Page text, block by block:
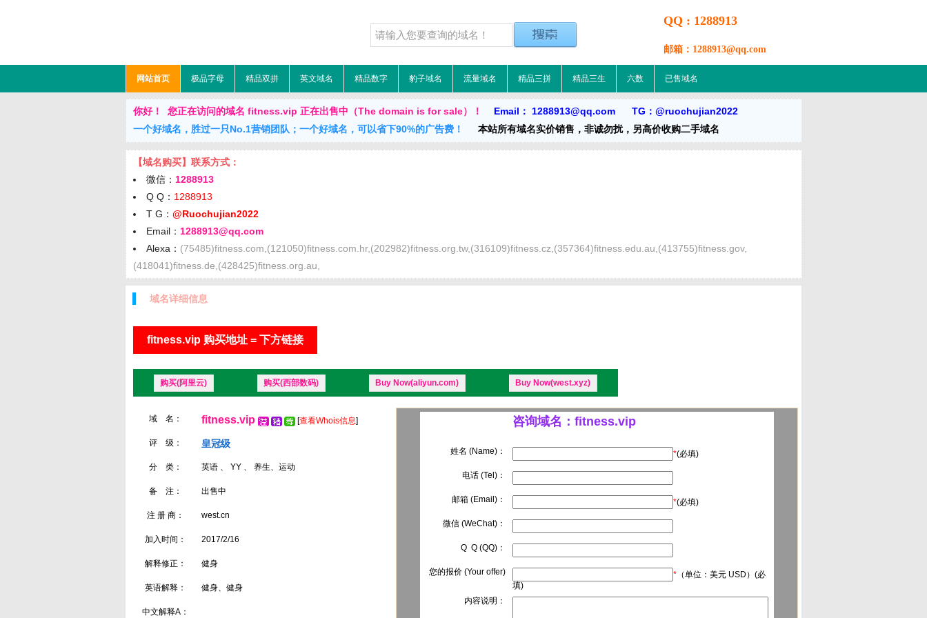
QQ : 1288913
邮箱：1288913@qq.com
网站首页 极品字母 精品双拼 英文域名 精品数字 豹子域名 流量域名 精品三拼 精品三生 六数 已售域名
你好！ 您正在访问的域名 fitness.vip 正在出售中（The domain is for sale）！
Email： 1288913@qq.com TG：@ruochujian2022
一个好域名，胜过一只No.1营销团队；一个好域名，可以省下90%的广告费！
本站所有域名实价销售，非诚勿扰，另高价收购二手域名
【域名购买】联系方式：
微信： 1288913
Q Q： 1288913
T G： @Ruochujian2022
Email： 1288913@qq.com
Alexa： (75485)fitness.com,(121050)fitness.com.hr,(202982)fitness.org.tw,(316109)fitness.cz,(357364)fitness.edu.au,(413755)fitness.gov,
(418041)fitness.de,(428425)fitness.org.au,
域名详细信息
fitness.vip 购买地址 = 下方链接
购买(阿里云) 购买(西部数码) Buy Now(aliyun.com) Buy Now(west.xyz)
域 名： fitness.vip [查看Whois信息]
评 级： 皇冠级
分 类： 英语 、 YY 、 养生、运动
备 注： 出售中
注 册 商： west.cn
加入时间： 2017/2/16
解释修正： 健身
英语解释： 健身、健身
中文解释A：
咨询域名：fitness.vip
姓名 (Name)： *(必填)
电话 (Tel)：
邮箱 (Email)： *(必填)
微信 (WeChat)：
Q Q (QQ)：
您的报价 (Your offer) * （单位：美元 USD）(必
填)
内容说明：